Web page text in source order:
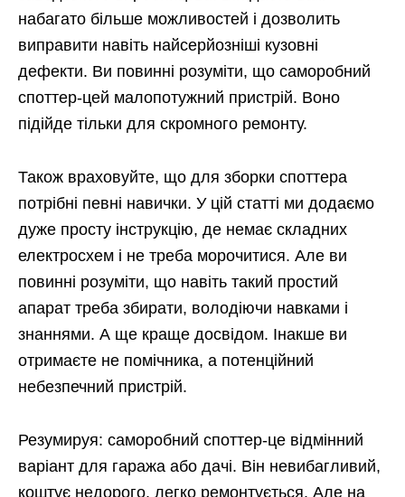
набагато більше можливостей і дозволить
виправити навіть найсерйозніші кузовні
дефекти. Ви повинні розуміти, що саморобний
споттер-цей малопотужний пристрій. Воно
підійде тільки для скромного ремонту.
Також враховуйте, що для зборки споттера
потрібні певні навички. У цій статті ми додаємо
дуже просту інструкцію, де немає складних
електросхем і не треба морочитися. Але ви
повинні розуміти, що навіть такий простий
апарат треба збирати, володіючи навками і
знаннями. А ще краще досвідом. Інакше ви
отримаєте не помічника, а потенційний
небезпечний пристрій.
Резумируя: саморобний споттер-це відмінний
варіант для гаража або дачі. Він невибагливий,
коштує недорого, легко ремонтується. Але на